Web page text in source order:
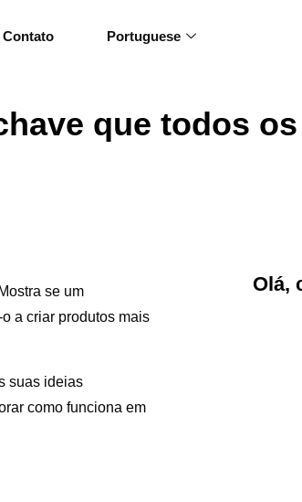
Contato Portuguese
que todos os
se um
a criar produtos mais
suas ideias
como funciona em
Olá,